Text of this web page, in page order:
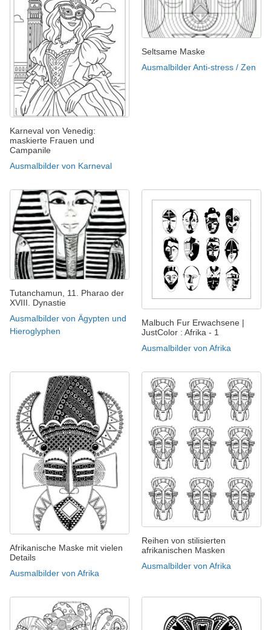
Karneval von Venedig:
maskierte Frauen und
Campanile
Ausmalbilder von Karneval
Seltsame Maske
Ausmalbilder Anti-stress / Zen
Tutanchamun, 11. Pharao der
XVIII. Dynastie
Ausmalbilder von Ägypten und
Hieroglyphen
Malbuch Fur Erwachsene |
JustColor : Afrika - 1
Ausmalbilder von Afrika
Afrikanische Maske mit vielen
Details
Ausmalbilder von Afrika
Reihen von stilisierten
afrikanischen Masken
Ausmalbilder von Afrika